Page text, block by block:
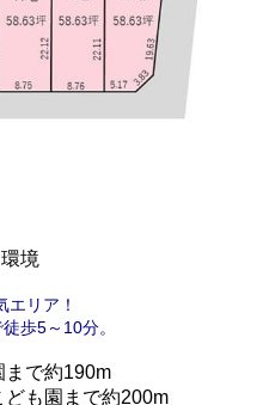
境
エリア！
歩5～10分。
まで約190m
も園まで約200m